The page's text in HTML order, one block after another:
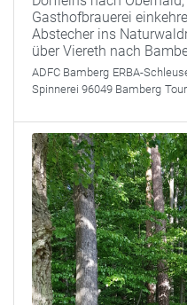
Gasthofbrauerei
Abstecher ins
über Viereth nach
ADFC Bamberg ERBA-
Spinnerei 96049 Bamberg